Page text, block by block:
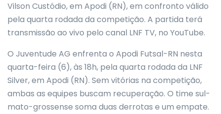
Vilson Custódio, em Apodi (RN), em confronto válido
pela quarta rodada da competição. A partida terá
transmissão ao vivo pelo canal LNF TV, no YouTube.
O Juventude AG enfrenta o Apodi Futsal-RN nesta
quarta-feira (6), às 18h, pela quarta rodada da LNF
Silver, em Apodi (RN). Sem vitórias na competição,
ambas as equipes buscam recuperação. O time sul-
mato-grossense soma duas derrotas e um empate.